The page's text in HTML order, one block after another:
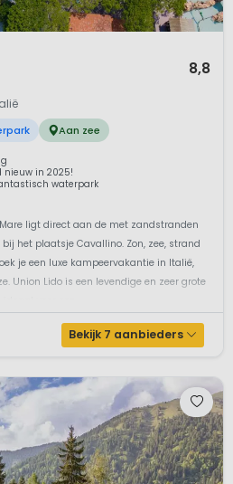
8,8
Aan zee
nieuw in 2025!
waterpark
ligt direct aan de met zandstranden
het plaatsje Cavallino. Zon, zee, strand
je een luxe kampeervakantie in Italië,
Union Lido is een levendige en zeer grote
Bekijk 7 aanbieders